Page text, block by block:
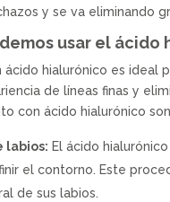
y se va eliminando
usar el
ácido hialurónico es ideal
de líneas finas y
con ácido hialurónico
labios: El ácido
el contorno. Este
de sus labios.